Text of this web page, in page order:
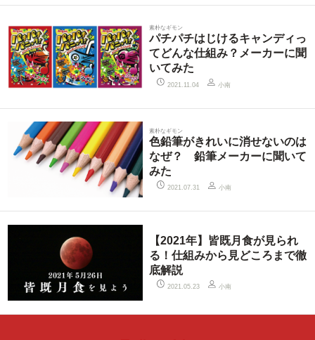
素朴なギモン
パチパチはじけるキャンディっ
てどんな仕組み？メーカーに聞
いてみた
2021.11.04 小南
素朴なギモン
色鉛筆がきれいに消せないのは
なぜ？ 鉛筆メーカーに聞いて
みた
2021.07.31 小南
【2021年】皆既月食が見られ
る！仕組みから見どころまで徹
底解説
2021.05.23 小南